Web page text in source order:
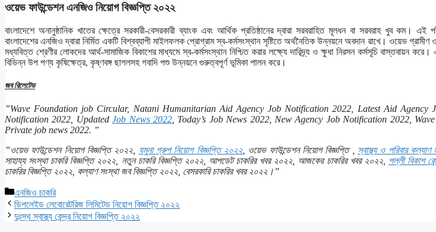
ওয়েভ ফাউন্ডেশন এনজিও নিয়োগ বিজ্ঞপ্তি ২০২২
বাংলাদেশে অনানুষ্ঠানিক খাতের ক্ষেত্রে সরকারী-বেসরকারী ব্যাংক এবং আর্থিক প্রতিষ্ঠানের দ্বারা সরবরাহিত মূলধন বা সরবরাহ খুব কম।
বাংলাদেশের এনজিও দ্বারা নির্মিত একটি বিশ্বব্যাপী মাইলফলক প্রোগ্রাম স্ব-কর্মসংস্থান সৃষ্টিতে অর্থনৈতিক উন্নয়নে অবদান রাখে। ওয়েভ
মধ্যবিত্ত শ্রেণীর লোকদের আর্থ-সামাজিক বিকাশের মাধ্যমে স্ব-কর্মসংস্থান নিশ্চিত করার লক্ষ্যে দারিদ্র্য ও ক্ষুধা নিরসন কর্মসূচি বাস্তবায়ন
বিভিন্ন উপ পণ্য কৃষিক্ষেত্র, কৃষ্ণবঙ্গ ছাগলসহ গবাদি পশু উন্নয়নে গুরুত্বপূর্ণ ভূমিকা পালন করে।
জব রিলেটেড
”Wave Foundation job Circular, Natani Humanitarian Aid Agency Job Notification 2022, Latest Aid Agency
Notification 2022, UpdatedJob News 2022 , Today’s Job News 2022, New Agency Job Notification 2022,
Private job news 2022. ”
”ওয়েভ ফাউন্ডেশন নিয়োগ বিজ্ঞপ্তি ২০২২,
যমুনা গ্রুপ নিয়োগ বিজ্ঞপ্তি ২০২২, ওয়েভ ফাউন্ডেশন নিয়োগ বিজ্ঞপ্তি , স্বাস্থ্য ও পরিবার
সাহায্য সংস্থা চাকরি বিজ্ঞপ্তি ২০২২, নতুন চাকরি বিজ্ঞপ্তি ২০২২, আপডেট চাকরির খবর ২০২২, আজকের চাকরির খবর ২০২২,
পল্লী বিকাশ
চাকরির বিজ্ঞপ্তি ২০২২, কল্যাণ সংস্থা জব বিজ্ঞপ্তি ২০২২, বেসরকারি চাকরির খবর ২০২২।”
Categories
এনজিও চাকরি
ডিপলেইড লেবোরেটরিজ লিমিটেড নিয়োগ বিজ্ঞপ্তি ২০২২
দুঃস্থ স্বাস্থ্য কেন্দ্র ‍নিয়োগ বিজ্ঞপ্তি ২০২২